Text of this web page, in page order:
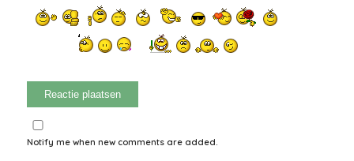
Notify me when new comments are added.